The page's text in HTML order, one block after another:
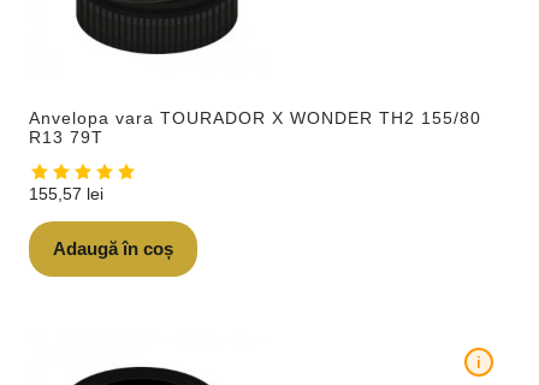
Anvelopa vara TOURADOR X WONDER TH2 155/80
R13 79T
155,57 lei
Adaugă în coș
i